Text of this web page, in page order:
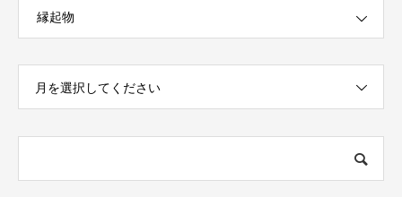
縁起物
月を選択してください